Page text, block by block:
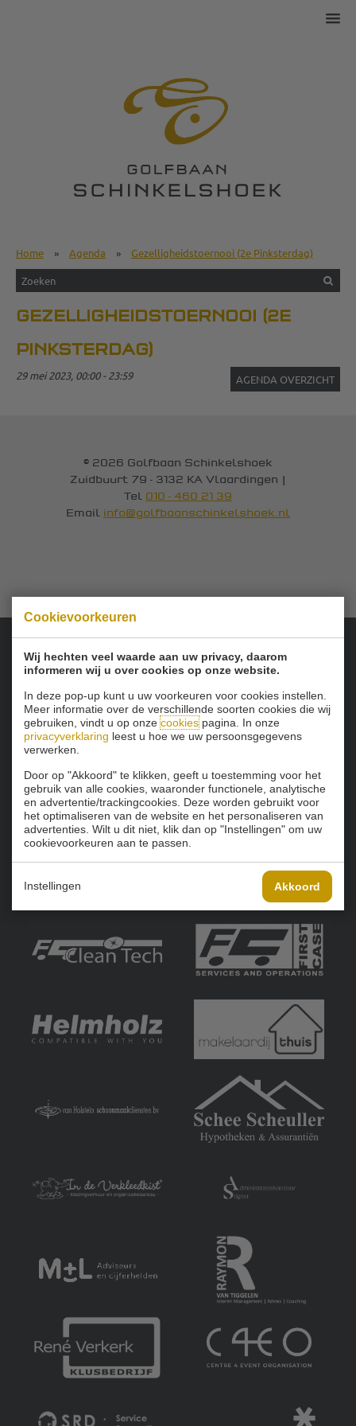
Cookievoorkeuren
Wij hechten veel waarde aan uw privacy, daarom
informeren wij u over cookies op onze website.
In deze pop-up kunt u uw voorkeuren voor cookies instellen.
Meer informatie over de verschillende soorten cookies die wij
gebruiken, vindt u op onzecookiespagina. In onze
privacyverklaring leest u hoe we uw persoonsgegevens
verwerken.
Door op "Akkoord" te klikken, geeft u toestemming voor het
gebruik van alle cookies, waaronder functionele, analytische
en advertentie/trackingcookies. Deze worden gebruikt voor
het optimaliseren van de website en het personaliseren van
advertenties. Wilt u dit niet, klik dan op "Instellingen" om uw
cookievoorkeuren aan te passen.
Instellingen Akkoord
Home » Agenda » Gezelligheidstoernooi (2e Pinksterdag)
GEZELLIGHEIDSTOERNOOI (2E
PINKSTERDAG)
29 mei 2023, 00:00 - 23:59 AGENDA OVERZICHT
© 2026 Golfbaan Schinkelshoek
Zuidbuurt 79 - 3132 KA Vlaardingen |
Tel 010 - 460 21 39
Email info@golfbaanschinkelshoek.nl
Onze sponsoren: